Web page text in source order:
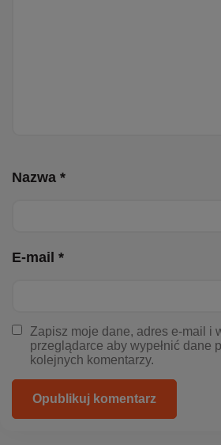
Nazwa *
E-mail *
Zapisz moje dane, adres e-mail i
przeglądarce aby wypełnić dane
kolejnych komentarzy.
Opublikuj komentarz